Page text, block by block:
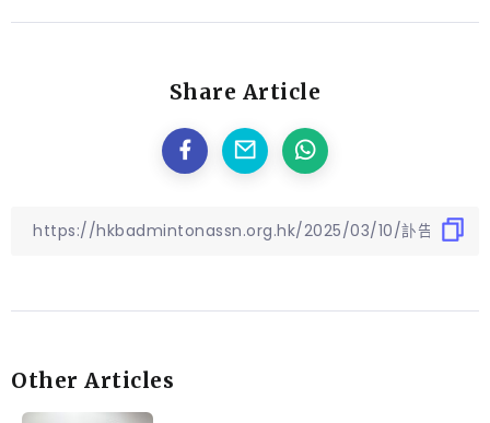
Share Article
Other Articles